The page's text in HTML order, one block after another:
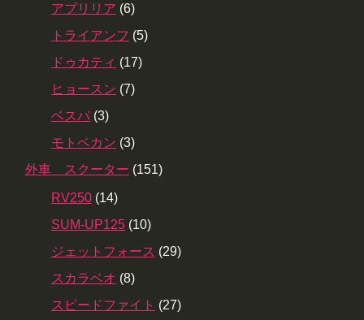
アプリリア (6)
トライアンフ (5)
ドゥカティ (17)
ヒョースン (7)
ベスパ (3)
モトベカン (3)
外車 スクーター (151)
RV250 (14)
SUM-UP125 (10)
ジェットフォース (29)
スカラベオ (8)
スピードファイト (27)